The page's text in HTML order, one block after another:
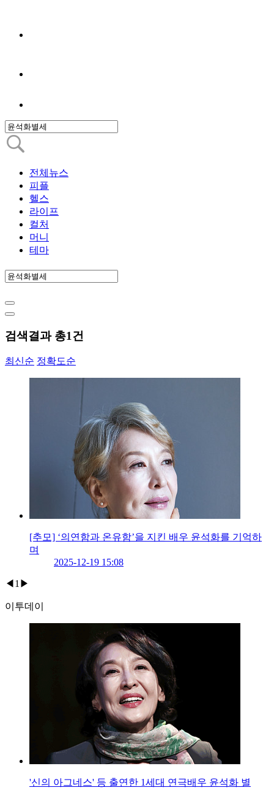
전체뉴스
피플
헬스
라이프
컬처
머니
테마
검색결과 총1건
최신순 정확도순
[추모] ‘의연함과 온유함’을 지킨 배우 윤석화를 기억하
며
2025-12-19 15:08
◀ 1 ▶
이투데이
'신의 아그네스' 등 출연한 1세대 연극배우 윤석화 별